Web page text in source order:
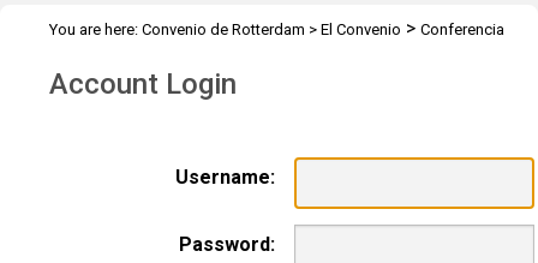
You are here: Convenio de Rotterdam > El Convenio > Conferencia
Account Login
Username:
Password: